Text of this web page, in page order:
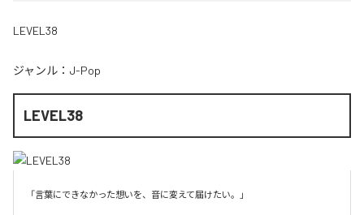
LEVEL38
ジャンル： J-Pop
LEVEL38
「言葉にできなかった想いを、音に変えて届けたい。」